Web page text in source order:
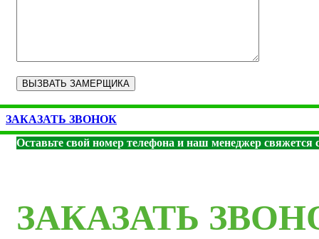
ЗАКАЗАТЬ ЗВОНОК
Оставьте свой номер телефона и наш менеджер свяжется
ЗАКАЗАТЬ